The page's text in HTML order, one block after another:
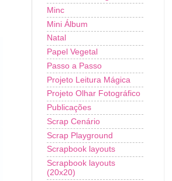
Minc
Mini Álbum
Natal
Papel Vegetal
Passo a Passo
Projeto Leitura Mágica
Projeto Olhar Fotográfico
Publicações
Scrap Cenário
Scrap Playground
Scrapbook layouts
Scrapbook layouts
(20x20)